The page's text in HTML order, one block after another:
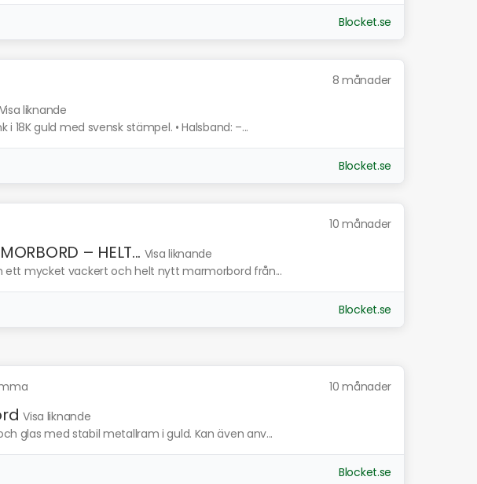
Blocket.se
8 månader
Visa liknande
i 18K guld med svensk stämpel. • Halsband: –...
Blocket.se
10 månader
– HELT... Visa liknande
ett mycket vackert och helt nytt marmorbord från...
Blocket.se
10 månader
Visa liknande
glas med stabil metallram i guld. Kan även anv...
Blocket.se